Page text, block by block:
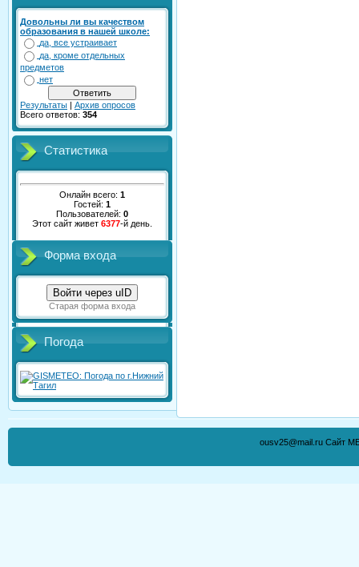
Довольны ли вы качеством
образования в нашей школе:
да, все устраивает
да, кроме отдельных
предметов
нет
Результаты | Архив опросов
Всего ответов: 354
Статистика
Онлайн всего: 1
Гостей: 1
Пользователей: 0
Этот сайт живет 6377-й день.
Форма входа
Войти через uID
Старая форма входа
Погода
ousv25@mail.ru Сайт